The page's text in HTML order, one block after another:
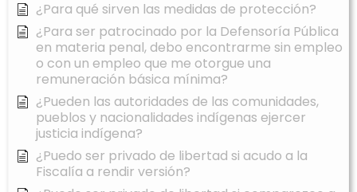
¿Para qué sirven las medidas de protección?
¿Para ser patrocinado por la Defensoría Pública
en materia penal, debo encontrarme sin empleo
o con un empleo que me otorgue una
remuneración básica mínima?
¿Pueden las autoridades de las comunidades,
pueblos y nacionalidades indígenas ejercer
justicia indígena?
¿Puedo ser privado de libertad si acudo a la
Fiscalía a rendir versión?